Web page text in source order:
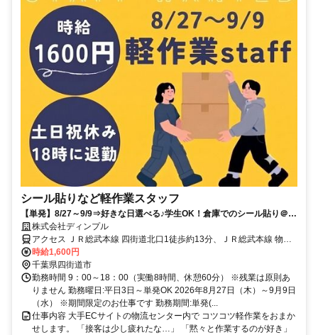
シール貼りなど軽作業スタッフ
【単発】8/27～9/9⇒好きな日選べる♪学生OK！倉庫でのシール貼り＠四
街道株式会社ディンプル
アクセス ＪＲ総武本線 四街道北口1徒歩約13分、ＪＲ総武本線 物井
東口徒歩約50分、ＪＲ総武本線 都賀西口徒歩約55分 JR総武本線・成
田線「四街道駅」よりバスで約11分
時給1,600円
千葉県四街道市
勤務時間 9：00～18：00（実働8時間、休憩60分） ※残業は原則あ
りません 勤務曜日:平日3日～単発OK 2026年8月27日（木）～9月9日
（水） ※期間限定のお仕事です 勤務期間:単発(...
仕事内容 大手ECサイトの物流センター内で コツコツ軽作業をおまか
せします。 「接客は少し疲れたな…」 「黙々と作業するのが好き」